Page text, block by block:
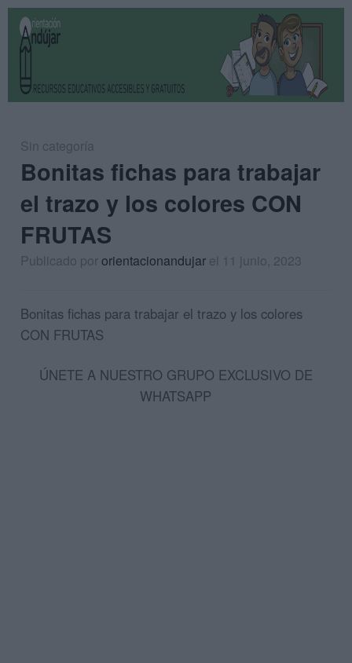
Sin categoría
Bonitas fichas para trabajar
el trazo y los colores CON
FRUTAS
Publicado pororientacionandujar el 11 junio, 2023
Bonitas fichas para trabajar el trazo y los colores
CON FRUTAS
ÚNETE A NUESTRO GRUPO EXCLUSIVO DE
WHATSAPP